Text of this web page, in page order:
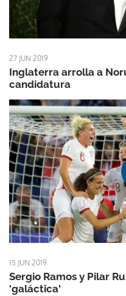
27 JUN 2019
Inglaterra arrolla a
candidatura
15 JUN 2019
Sergio Ramos y Pilar
'galáctica'